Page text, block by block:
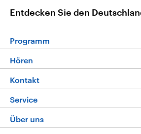
Entdecken Sie den
Programm
Programm
Die Nachrichten
Nachrichtenleicht
Neue Beiträge auf dlf.de
Hören
Livestream
Podcasts
Deutschlandfunk App
Kontakt
Hörerservice
Service
FAQ
Über uns